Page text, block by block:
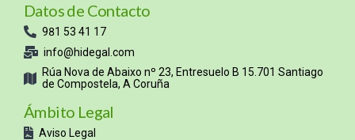
Datos de Contacto
981 53 41 17
info@hidegal.com
Rúa Nova de Abaixo nº 23, Entresuelo B 15.701 Santiago
de Compostela, A Coruña
Ámbito Legal
Aviso Legal